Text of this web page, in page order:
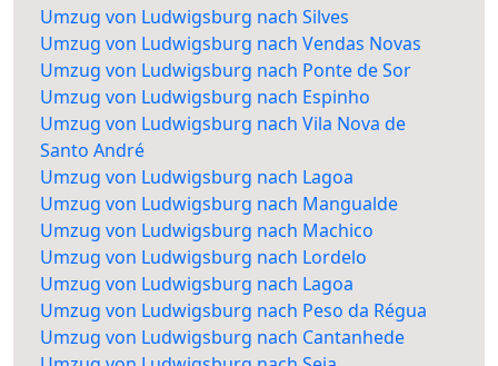
Umzug von Ludwigsburg nach Silves
Umzug von Ludwigsburg nach Vendas Novas
Umzug von Ludwigsburg nach Ponte de Sor
Umzug von Ludwigsburg nach Espinho
Umzug von Ludwigsburg nach Vila Nova de
Santo André
Umzug von Ludwigsburg nach Lagoa
Umzug von Ludwigsburg nach Mangualde
Umzug von Ludwigsburg nach Machico
Umzug von Ludwigsburg nach Lordelo
Umzug von Ludwigsburg nach Lagoa
Umzug von Ludwigsburg nach Peso da Régua
Umzug von Ludwigsburg nach Cantanhede